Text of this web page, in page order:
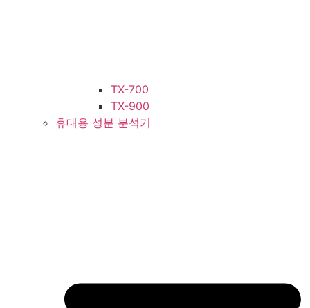
TX-700
TX-900
휴대용 성분 분석기